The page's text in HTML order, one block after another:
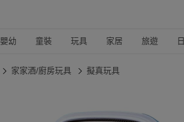
嬰幼 童裝 玩具 家居 旅遊
家家酒/廚房玩具 擬真玩具